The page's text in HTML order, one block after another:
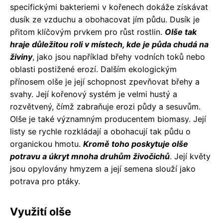
specifickými bakteriemi v kořenech dokáže získávat
dusík ze vzduchu a obohacovat jím půdu. Dusík je
přitom klíčovým prvkem pro růst rostlin. Olše tak
hraje důležitou roli v místech, kde je půda chudá na
živiny, jako jsou například břehy vodních toků nebo
oblasti postižené erozí. Dalším ekologickým
přínosem olše je její schopnost zpevňovat břehy a
svahy. Její kořenový systém je velmi hustý a
rozvětvený, čímž zabraňuje erozi půdy a sesuvům.
Olše je také významným producentem biomasy. Její
listy se rychle rozkládají a obohacují tak půdu o
organickou hmotu. Kromě toho poskytuje olše
potravu a úkryt mnoha druhům živočichů. Její květy
jsou opylovány hmyzem a její semena slouží jako
potrava pro ptáky.
Využití olše